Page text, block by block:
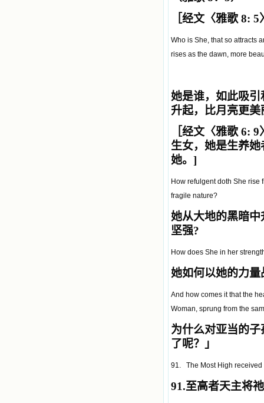
［经文〈雅歌 8: 5
Who is She, that so attracts
rises as the dawn, more
她是谁，如此吸
升起，比月亮更
［经文〈雅歌 6: 9
生女，她是生养
她。]
How refulgent doth She rise
fragile nature?
她从大地的黑暗
坚强?
How does She in her
她如何以她的力
And how comes it that the
Woman, sprung from the
为什么对亚当的
了呢？
」
91. The Most High received
91.至高者天主将